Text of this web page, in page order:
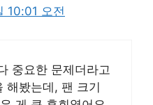
10:01 오전
중요한 문제더라고
해봤는데, 팬 크기